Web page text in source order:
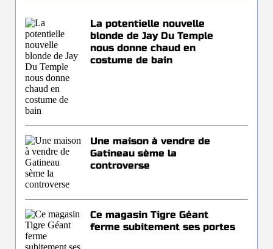
La potentielle nouvelle
blonde de Jay Du Temple
nous donne chaud en
costume de bain
Une maison à vendre de
Gatineau sème la
controverse
Ce magasin Tigre Géant
ferme subitement ses portes